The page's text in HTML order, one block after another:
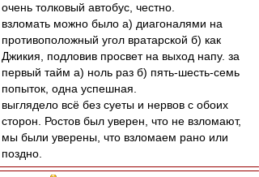
очень толковый автобус, честно.
взломать можно было а) диагоналями на
противоположный угол вратарской б) как
Джикия, подловив просвет на выход напу. за
первый тайм а) ноль раз б) пять-шесть-семь
попыток, одна успешная.
выглядело всё без суеты и нервов с обоих
сторон. Ростов был уверен, что не взломают,
мы были уверены, что взломаем рано или
поздно.